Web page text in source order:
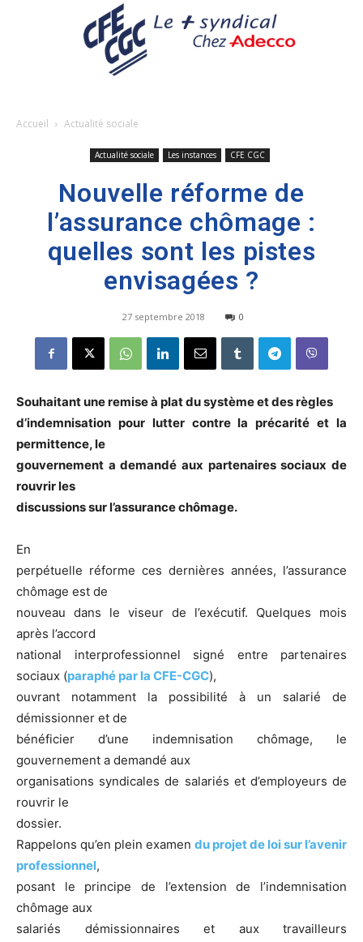
Accueil Actualité sociale
Actualité sociale Les instances CFE CGC
Nouvelle réforme de
l’assurance chômage :
quelles sont les pistes
envisagées ?
27 septembre 2018 0
Souhaitant une remise à plat du système et des règles
d’indemnisation pour lutter contre la précarité et la
permittence, le
gouvernement a demandé aux partenaires sociaux de
rouvrir les
discussions sur l’assurance chômage.
En
perpétuelle réforme ces dernières années, l’assurance
chômage est de
nouveau dans le viseur de l’exécutif. Quelques mois
après l’accord
national interprofessionnel signé entre partenaires
sociaux (paraphé par la CFE-CGC),
ouvrant notamment la possibilité à un salarié de
démissionner et de
bénéficier d’une indemnisation chômage, le
gouvernement a demandé aux
organisations syndicales de salariés et d’employeurs de
rouvrir le
dossier.
Rappelons qu’en plein examen du projet de loi sur l’avenir
professionnel,
posant le principe de l’extension de l’indemnisation
chômage aux
salariés démissionnaires et aux travailleurs